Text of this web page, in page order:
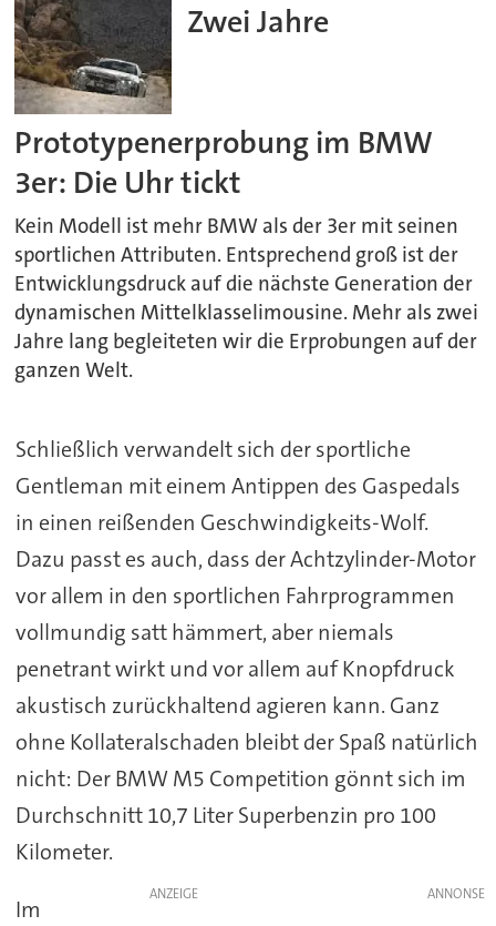
Zwei Jahre
Prototypenerprobung im BMW
3er: Die Uhr tickt
Kein Modell ist mehr BMW als der 3er mit seinen
sportlichen Attributen. Entsprechend groß ist der
Entwicklungsdruck auf die nächste Generation der
dynamischen Mittelklasselimousine. Mehr als zwei
Jahre lang begleiteten wir die Erprobungen auf der
ganzen Welt.
Schließlich verwandelt sich der sportliche
Gentleman mit einem Antippen des Gaspedals
in einen reißenden Geschwindigkeits-Wolf.
Dazu passt es auch, dass der Achtzylinder-Motor
vor allem in den sportlichen Fahrprogrammen
vollmundig satt hämmert, aber niemals
penetrant wirkt und vor allem auf Knopfdruck
akustisch zurückhaltend agieren kann. Ganz
ohne Kollateralschaden bleibt der Spaß natürlich
nicht: Der BMW M5 Competition gönnt sich im
Durchschnitt 10,7 Liter Superbenzin pro 100
Kilometer.
ANZEIGE
Im